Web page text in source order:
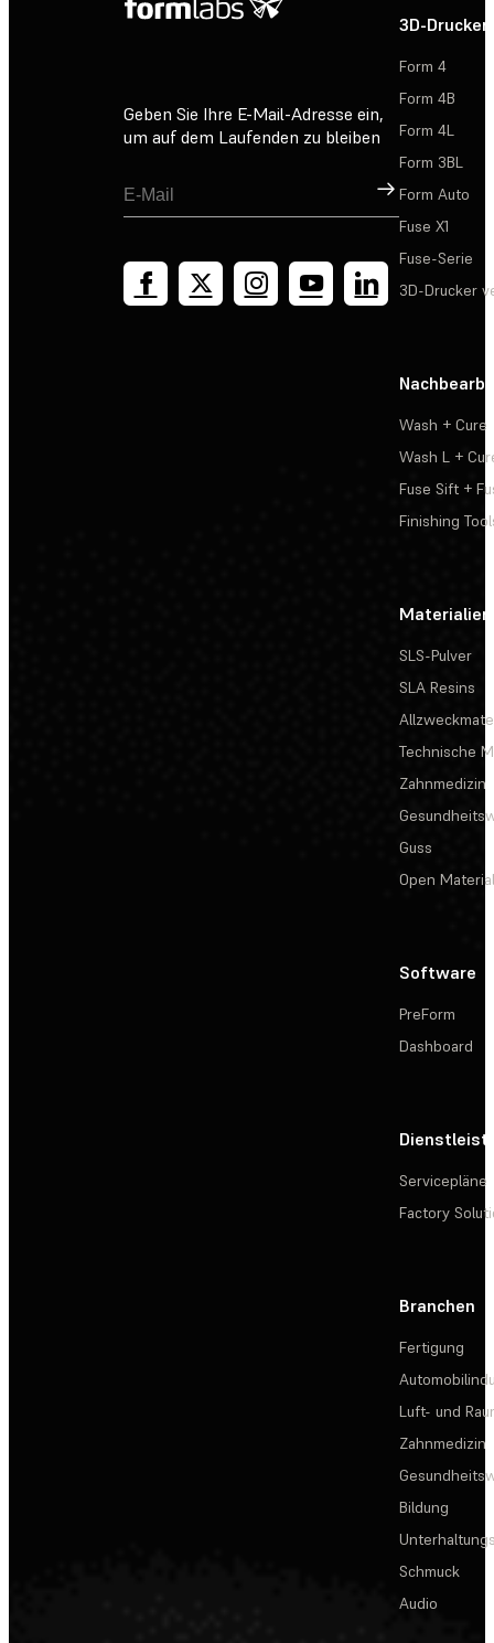
Geben Sie Ihre E-Mail-Adresse ein,
um auf dem Laufenden zu bleiben
Registrieren
3D-Drucker
Form 4
Form 4B
Form 4L
Form 3BL
Form Auto
Fuse X1
Fuse-Serie
3D-Drucker
Wash + Cure
Wash L +
Fuse Sift +
Finishing
Materialien
SLS-Pulver
SLA Resins
Technische
Zahnmedizin
Guss
Open
Software
PreForm
Dashboard
Servicepläne
Factory
Branchen
Fertigung
Luft- und
Zahnmedizin
Bildung
Schmuck
Audio